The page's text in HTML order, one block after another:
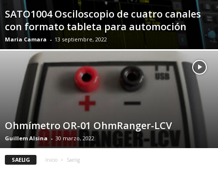
SATO1004 Osciloscopio de cuatro canales
con formato tableta para automoción
Maria Camara - 13 septiembre, 2022
Ohmímetro OR-01 OhmRanger-LCV
Guillem Alsina - 30 marzo, 2022
SAELIG Inicio Saelig